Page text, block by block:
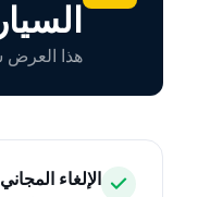
هذا العرض ساري حتى ١١
الإلغاء المجاني